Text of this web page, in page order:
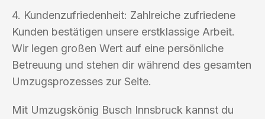
4. Kundenzufriedenheit: Zahlreiche zufriedene
Kunden bestätigen unsere erstklassige Arbeit.
Wir legen großen Wert auf eine persönliche
Betreuung und stehen dir während des gesamten
Umzugsprozesses zur Seite.
Mit Umzugskönig Busch Innsbruck kannst du